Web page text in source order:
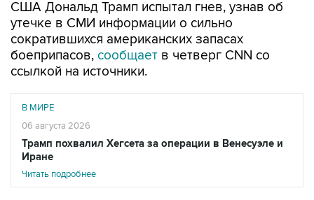
США Дональд Трамп испытал гнев, узнав об
утечке в СМИ информации о сильно
сократившихся американских запасах
боеприпасов, сообщает в четверг CNN со
ссылкой на источники.
В МИРЕ
06 августа 2026
Трамп похвалил Хегсета за операции в Венесуэле и
Иране
Читать подробнее